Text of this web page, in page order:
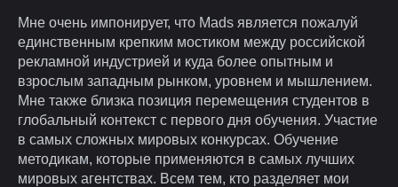
Мне очень импонирует, что Mads является пожалуй
единственным крепким мостиком между российской
рекламной индустрией и куда более опытным и
взрослым западным рынком, уровнем и мышлением.
Мне также близка позиция перемещения студентов в
глобальный контекст с первого дня обучения. Участие
в самых сложных мировых конкурсах. Обучение
методикам, которые применяются в самых лучших
мировых агентствах. Всем тем, кто разделяет мои